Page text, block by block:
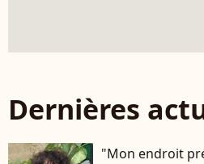
Dernières
"Mon endroit